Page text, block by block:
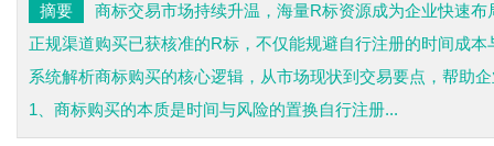
摘要
商标交易市场持续升温，海量R标资源成为企业快速
正规渠道购买已获核准的R标，不仅能规避自行注册的时间成
系统解析商标购买的核心逻辑，从市场现状到交易要点，帮助
1、商标购买的本质是时间与风险的置换自行注册...